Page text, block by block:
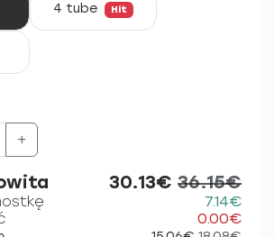
4 tube Hit
+
30.13€ 36.15€
7.14€
0.00€